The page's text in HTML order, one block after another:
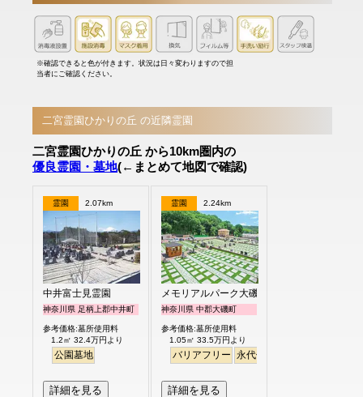
※確認できると色が付きます。状況は日々変わりますので担
当者にご確認ください。
二宮霊園ひかりの丘 の近隣霊園
二宮霊園ひかりの丘 から10km圏内の
優良霊園・墓地(←まとめて地図で確認)
霊園 2.07km
中井富士見霊園
神奈川県 足柄上郡中井町
参考価格:墓所使用料
1.2㎡ 32.4万円より
公園墓地
詳細を見る
霊園 2.24km
メモリアルパーク大磯
神奈川県 中郡大磯町
参考価格:墓所使用料
1.05㎡ 33.5万円より
バリアフリー 永代供養
詳細を見る